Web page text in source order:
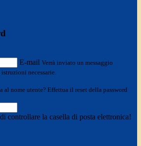
E-mail Verrà inviato un messaggio
necessarie.
al nome utente? Effettua il reset della password
controllare la casella di posta elettronica!